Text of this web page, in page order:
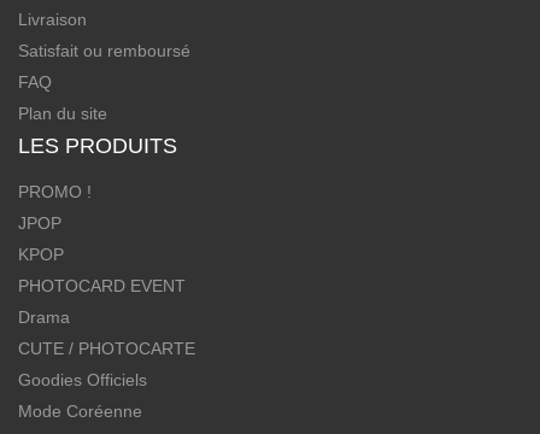
Livraison
Satisfait ou remboursé
FAQ
Plan du site
LES PRODUITS
PROMO !
JPOP
KPOP
PHOTOCARD EVENT
Drama
CUTE / PHOTOCARTE
Goodies Officiels
Mode Coréenne